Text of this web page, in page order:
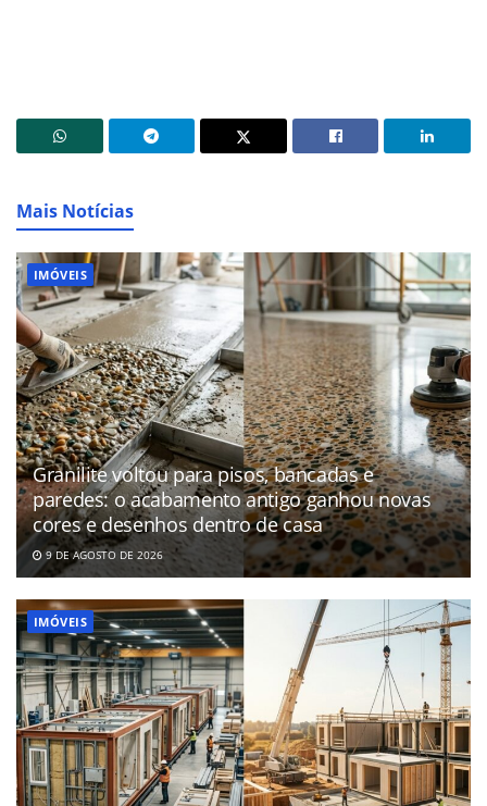
Mais Notícias
IMÓVEIS
Granilite voltou para pisos, bancadas e
paredes: o acabamento antigo ganhou novas
cores e desenhos dentro de casa
9 DE AGOSTO DE 2026
IMÓVEIS